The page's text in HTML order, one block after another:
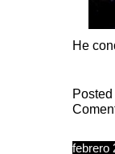
He
Posted
febrero